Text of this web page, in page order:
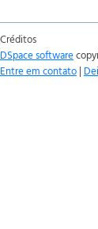
Créditos
DSpace software
Entre em contato |